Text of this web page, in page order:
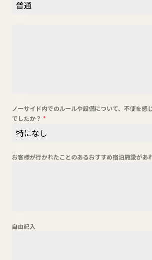
普通
ノーサイド内でのルールや設備について、不便を感
でしたか？ *
特になし
お客様が行かれたことのあるおすすめ宿泊施設があ
自由記入